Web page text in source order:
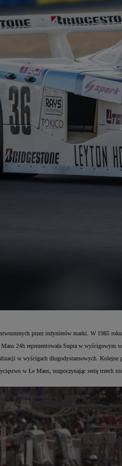
przez inżynierów marki. W 1985
24h reprezentowała Supra w
w wyścigach długodystansowych.
w Le Mans, rozpoczynając serię trzech